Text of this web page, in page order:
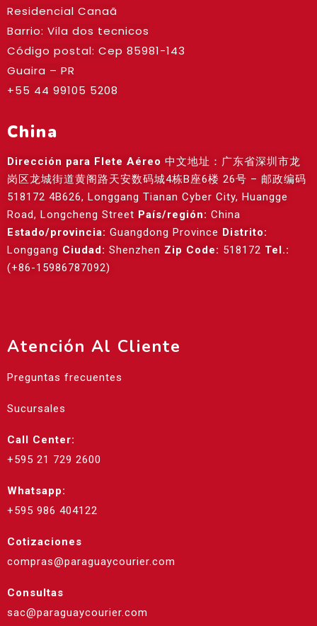
Residencial Canaã
Barrio: Vila dos tecnicos
Código postal: Cep 85981-143
Guaira – PR
+55 44 99105 5208
China
Dirección para Flete Aéreo 中文地址：广东省深圳市龙
岗区龙城街道黄阁路天安数码城4栋B座6楼 26号 – 邮政编码
518172 4B626, Longgang Tianan Cyber City, Huangge
Road, Longcheng Street País/región: China
Estado/provincia: Guangdong Province Distrito:
Longgang Ciudad: Shenzhen Zip Code: 518172 Tel.:
(+86-15986787092)
Atención Al Cliente
Preguntas frecuentes
Sucursales
Call Center:
+595 21 729 2600
Whatsapp:
+595 986 404122
Cotizaciones
compras@paraguaycourier.com
Consultas
sac@paraguaycourier.com